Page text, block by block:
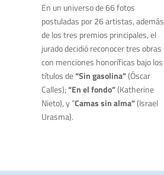
En un universo de 66 fotos
postuladas por 26 artistas, además
de los tres premios principales, el
jurado decidió reconocer tres obras
con menciones honoríficas bajo los
títulos de“Sin gasolina”(Óscar
Calles);“En el fondo”(Katherine
Nieto), y “Camas sin alma”(Israel
Urasma).